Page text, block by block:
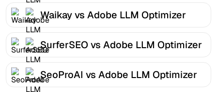
Waikay vs Adobe LLM Optimizer
SurferSEO vs Adobe LLM Optimizer
SeoProAI vs Adobe LLM Optimizer